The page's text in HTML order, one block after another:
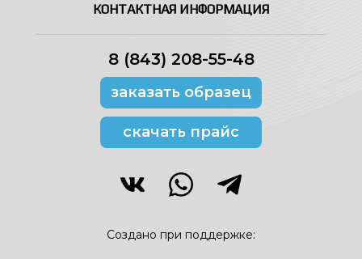
КОНТАКТНАЯ ИНФОРМАЦИЯ
8 (843) 208-55-48
заказать образец
скачать прайс
Создано при поддержке: